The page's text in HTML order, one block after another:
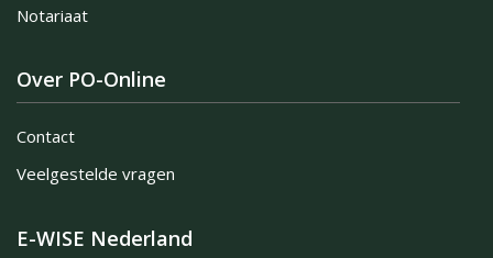
Notariaat
Over PO-Online
Contact
Veelgestelde vragen
E-WISE Nederland